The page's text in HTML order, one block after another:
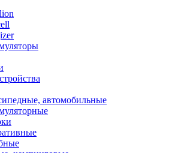
автомобильные